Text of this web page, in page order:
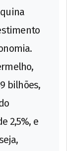
bilhões,
2,5%, e